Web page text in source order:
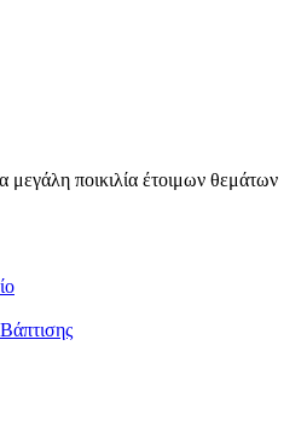
μεγάλη ποικιλία έτοιμων θεμάτων